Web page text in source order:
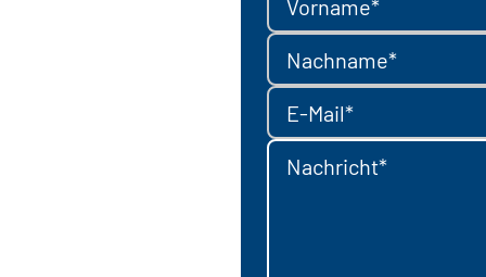
Vorname*
Nachname*
E-Mail*
Nachricht*